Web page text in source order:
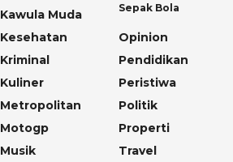
Kawula Muda
Kesehatan
Kriminal
Kuliner
Metropolitan
Motogp
Musik
Sepak Bola
Opinion
Pendidikan
Peristiwa
Politik
Properti
Travel